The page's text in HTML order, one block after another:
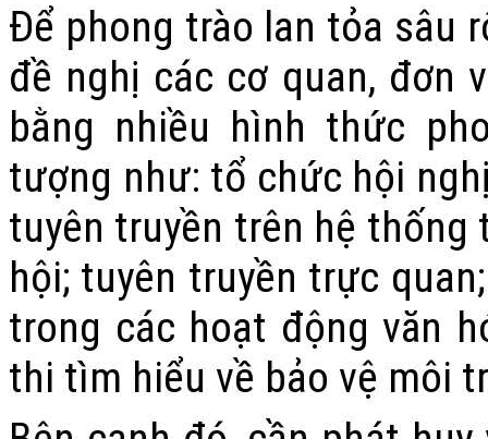
Để phong trào lan tỏa sâu
đề nghị các cơ quan, đơn
bằng nhiều hình thức
tượng như: tổ chức hội
tuyên truyền trên hệ thống
hội; tuyên truyền trực
trong các hoạt động văn
thi tìm hiểu về bảo vệ môi